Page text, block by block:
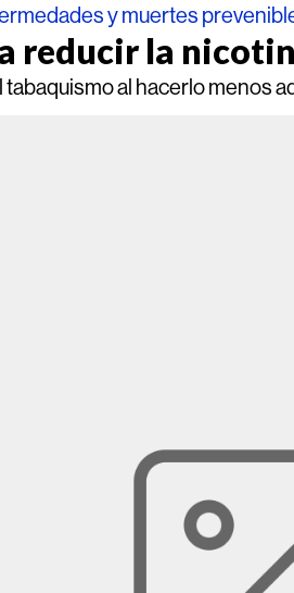
y muertes
reducir la
tabaquismo al hacerlo menos